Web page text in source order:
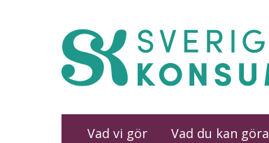
Vad vi gör Vad du kan göra